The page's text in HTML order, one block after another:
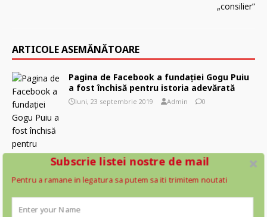
ARTICOLE ASEMĂNĂTOARE
Pagina de Facebook a fundaţiei Gogu Puiu
a fost închisă pentru istoria adevărată
luni, 23 septembrie 2019 Admin 0
Google dorește dispariția sitului de
Subscrie listei nostre de mail
Pentru a ramane in legatura sa putem sa iti trimitem noutati